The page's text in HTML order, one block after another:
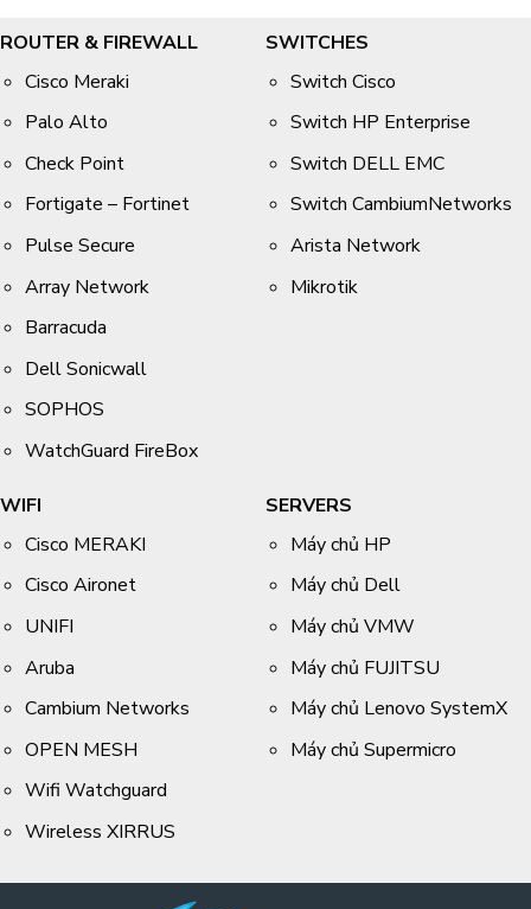
ROUTER & FIREWALL
Cisco Meraki
Palo Alto
Check Point
Fortigate – Fortinet
Pulse Secure
Array Network
Barracuda
Dell Sonicwall
SOPHOS
WatchGuard FireBox
SWITCHES
Switch Cisco
Switch HP Enterprise
Switch DELL EMC
Switch CambiumNetworks
Arista Network
Mikrotik
WIFI
Cisco MERAKI
Cisco Aironet
UNIFI
Aruba
Cambium Networks
OPEN MESH
Wifi Watchguard
Wireless XIRRUS
SERVERS
Máy chủ HP
Máy chủ Dell
Máy chủ VMW
Máy chủ FUJITSU
Máy chủ Lenovo SystemX
Máy chủ Supermicro